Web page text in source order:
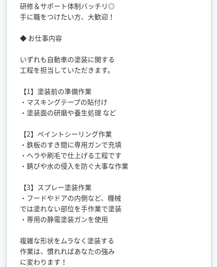
研修＆サポート体制バッチリ◎
手に職をつけたい方、大歓迎！
◆ お仕事内容
いずれも自動車の塗装に関する
工程を担当していただきます。
【1】塗装前の準備作業
・マスキングテープの貼付け
・塗装面の研磨や養生処理 など
【2】ペイントシーリング作業
・鉄板のすき間に専用ガンで充填
・ヘラや刷毛で仕上げる工程です
・錆びや水の侵入を防ぐ大事な作業
【3】スプレー塗装作業
・フードやドアの内側など、機械
では塗れない部位を手作業で塗装
・専用の静電塗装ガンを使用
複雑な形状をムラなく塗装する
作業は、慣れればあなたの強み
に変わります！